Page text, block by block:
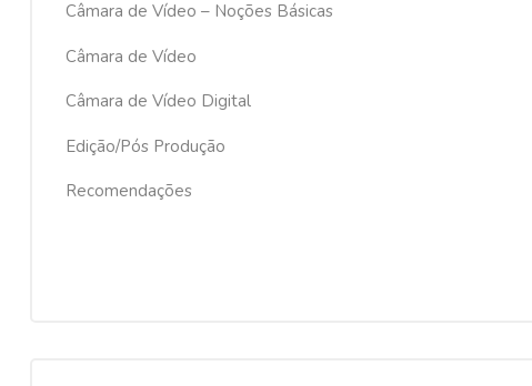
Câmara de Vídeo – Noções Básicas
Câmara de Vídeo
Câmara de Vídeo Digital
Edição/Pós Produção
Recomendações